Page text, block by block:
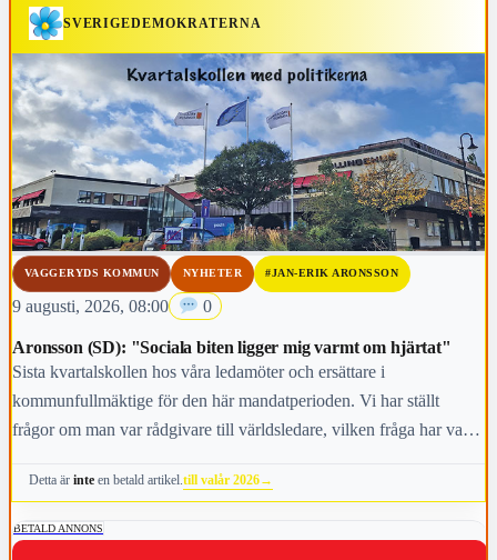
SVERIGEDEMOKRATERNA
VAGGERYDS KOMMUN NYHETER #JAN-ERIK ARONSSON
9 augusti, 2026, 08:00 0
Aronsson (SD): "Sociala biten ligger mig varmt om hjärtat"
Sista kvartalskollen hos våra ledamöter och ersättare i
kommunfullmäktige för den här mandatperioden. Vi har ställt
frågor om man var rådgivare till världsledare, vilken fråga har varit
viktigast för kommunens invånare i höst och vem anses vara den
Detta ärinte en betald artikel.till valår 2026→
BETALD ANNONS